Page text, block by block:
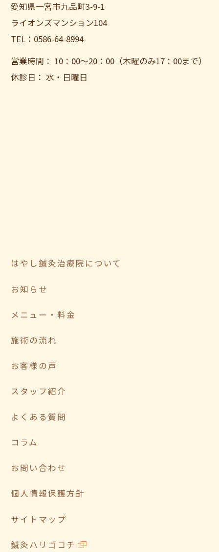
愛知県一宮市九品町3-9-1
ライオンズマンション104
TEL：0586-64-8994
営業時間： 10：00〜20：00（木曜のみ17：00まで）
休診日： 水・日曜日
はやし鍼灸治療院について
お知らせ
メニュー・料金
施術の流れ
お客様の声
スタッフ紹介
よくある質問
コラム
お問い合わせ
個人情報保護方針
サイトマップ
鍼灸ハリゴコチ